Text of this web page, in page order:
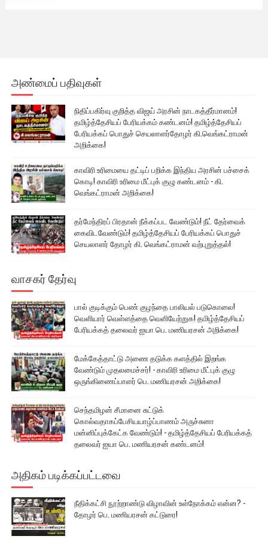
அண்மைப் பதிவுகள்
நிதிப்பகிர்வு குறித்த விஜய் அரசின் நாடகத்தீர்மானம்!
தமிழ்த்தேசியப் பேரியக்கம் கண்டனம்! தமிழ்த்தேசியப்
பேரியக்கப் பொதுச் செயலாளர்தோழர் கி.வெங்கட்ராமன்
அறிக்கை!
காவிரி உரிமையை தட்டிப் பறிக்க இந்திய அரசின் பச்சைக்
கொடி! காவிரி உரிமை மீட்புக் குழு கண்டனம் - கி.
வெங்கட்ராமன் அறிக்கை!
தர்மேந்திரப் பிரதான் நீக்கப்பட வேண்டும்! நீட் தேர்வைக்
கைவிடவேண்டும்! தமிழ்த்தேசியப் பேரியக்கப் பொதுச்
செயலாளர் தோழர் கி. வெங்கட்ராமன் வற்புறுத்தல்!
வாசகர் தேர்வு
பால் குடிக்கும் பெண் குழந்தை பாலியல் படுகொலை!
வெளியார் வெள்ளத்தை வெளியேற்றுக! தமிழ்த்தேசியப்
பேரியக்கத் தலைவர் ஐயா பெ. மணியரசன் அறிக்கை!
மேக்கேத்தாட்டு அணை தடுக்க களத்தில் இறங்க
வேண்டும் முதலமைச்சர்! - காவிரி உரிமை மீட்புக் குழு
ஒருங்கிணைப்பாளர் பெ. மணியரசன் அறிக்கை!
செந்தமிழன் சீமானை சுட்டுக்
கொல்வதாகப்பேசியயாழ்ப்பாணம் அருச்சுனா
மன்னிப்புக்கேட்க வேண்டும்! - தமிழ்த்தேசியப் பேரியக்கத்
தலைவர் ஐயா பெ. மணியரசன் கண்டனம்!
அதிகம் படிக்கப்பட்டவை
நீதிக்கட்சி நூற்றாண்டு விழாவின் உள்நோக்கம் என்ன? -
தோழர் பெ. மணியரசன் கட்டுரை!